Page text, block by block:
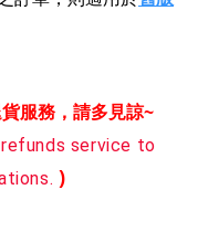
服務，請多見諒~
service to
)